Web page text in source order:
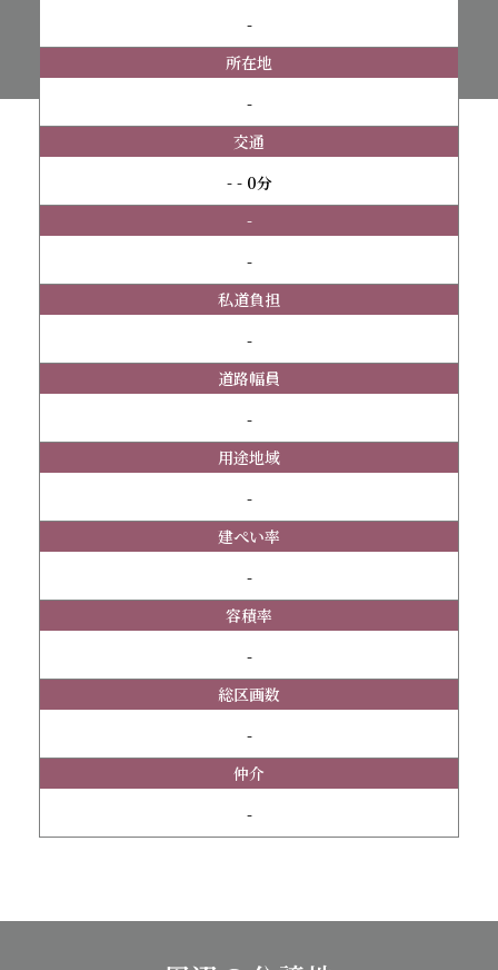
-
所在地
-
交通
- - 0分
-
-
私道負担
-
道路幅員
-
用途地域
-
建ぺい率
-
容積率
-
総区画数
-
仲介
-